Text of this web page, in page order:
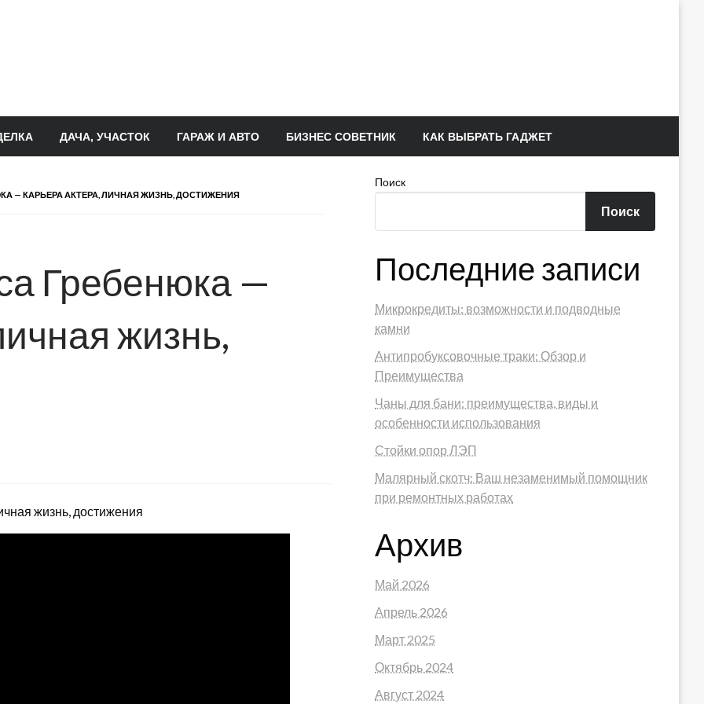
ДАЧА, УЧАСТОК ГАРАЖ И АВТО БИЗНЕС СОВЕТНИК КАК ВЫБРАТЬ ГАДЖЕТ
— КАРЬЕРА АКТЕРА, ЛИЧНАЯ ЖИЗНЬ, ДОСТИЖЕНИЯ
Гребенюка —
жизнь,
Поиск
Поиск
Последние записи
Микрокредиты: возможности и подводные
камни
Антипробуксовочные траки: Обзор и
Преимущества
Чаны для бани: преимущества, виды и
особенности использования
Стойки опор ЛЭП
Малярный скотч: Ваш незаменимый помощник
при ремонтных работах
Архив
Май 2026
Апрель 2026
Март 2025
Октябрь 2024
Август 2024